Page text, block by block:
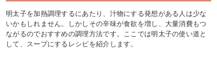
明太子を加熱調理するにあたり、汁物にする発想がある人は少な
いかもしれません。しかしその辛味が食欲を増し、大量消費もつ
ながるのでおすすめの調理方法です。ここでは明太子の使い道と
して、スープにするレシピを紹介します。